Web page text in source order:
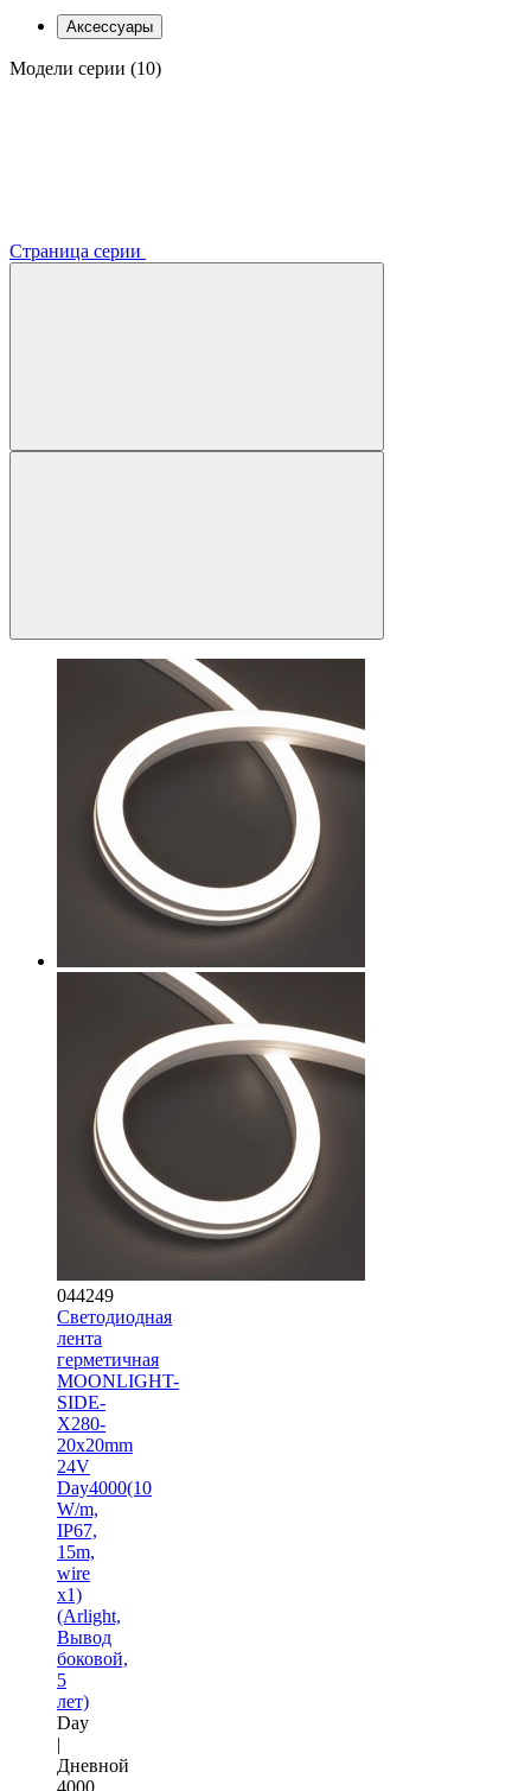
Аксессуары
Модели серии (10)
Страница серии
044249
Светодиодная
лента
герметичная
MOONLIGHT-
SIDE-
X280-
20x20mm
24V
Day4000(10
W/m,
IP67,
15m,
wire
x1)
(Arlight,
Вывод
боковой,
5
лет)
Day
|
Дневной
4000